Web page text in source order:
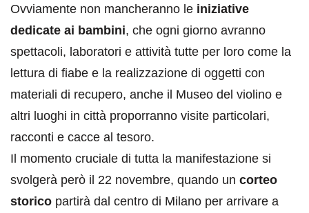
Ovviamente non mancheranno le iniziative
dedicate ai bambini, che ogni giorno avranno
spettacoli, laboratori e attività tutte per loro come la
lettura di fiabe e la realizzazione di oggetti con
materiali di recupero, anche il Museo del violino e
altri luoghi in città proporranno visite particolari,
racconti e cacce al tesoro.
Il momento cruciale di tutta la manifestazione si
svolgerà però il 22 novembre, quando un corteo
storico partirà dal centro di Milano per arrivare a